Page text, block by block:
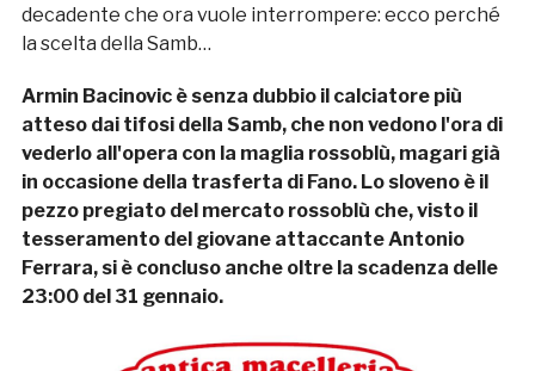
decadente che ora vuole interrompere: ecco perché
la scelta della Samb…
Armin Bacinovic è senza dubbio il calciatore più
atteso dai tifosi della Samb, che non vedono l'ora di
vederlo all'opera con la maglia rossoblù, magari già
in occasione della trasferta di Fano. Lo sloveno è il
pezzo pregiato del mercato rossoblù che, visto il
tesseramento del giovane attaccante Antonio
Ferrara, si è concluso anche oltre la scadenza delle
23:00 del 31 gennaio.